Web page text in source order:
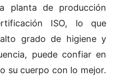
planta de producción
ISO, lo que
grado de higiene y
puede confiar en
su cuerpo con lo mejor.